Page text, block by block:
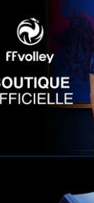
ICI